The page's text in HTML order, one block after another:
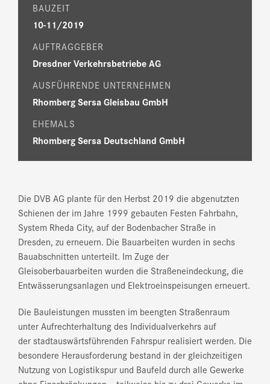
BAUZEIT
10-11/2019
AUFTRAGGEBER
Dresdner Verkehrsbetriebe AG
AUSFÜHRENDE UNTERNEHMEN
Rhomberg Sersa Gleisbau GmbH
EHEMALS
Rhomberg Sersa Deutschland GmbH
Die DVB AG plante für den Herbst 2019 die abgenutzten
Schienen der im Jahre 1999 gebauten Festen Fahrbahn,
System Rheda City, auf der Bodenbacher Straße in
Dresden, zu erneuern. Die Bauarbeiten wurden in sechs
Bauabschnitten unterteilt. Im Zuge der
Gleisoberbauarbeiten wurden die Straßeneindeckung, die
Entwässerungsanlagen und Elektroeinspeisungen erneuert.
Die Bauleistungen mussten im beengten Straßenraum
unter Aufrechterhaltung des Individualverkehrs auf
der stadtauswärtsführenden Fahrspur realisiert werden. Die
besondere Herausforderung bestand in der gleichzeitigen
Nutzung von Logistikspur und Baufeld durch alle Gewerke